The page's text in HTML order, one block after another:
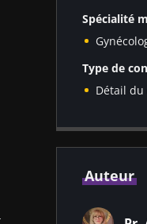
Spécialité
Type de
Détail
Auteur